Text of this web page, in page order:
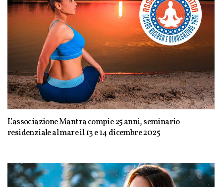
L’associazione Mantra compie 25 anni, seminario
residenziale al mare il 13 e 14 dicembre 2025